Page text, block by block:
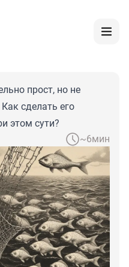
прост, но не
сделать его
этом сути?
~6мин